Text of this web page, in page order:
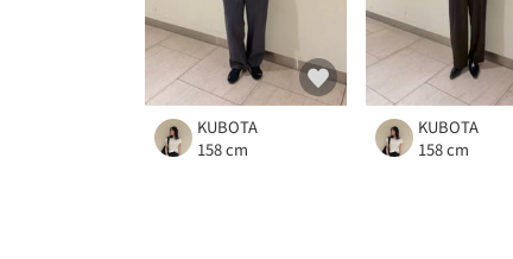
KUBOTA
158 cm
KUBOTA
158 cm